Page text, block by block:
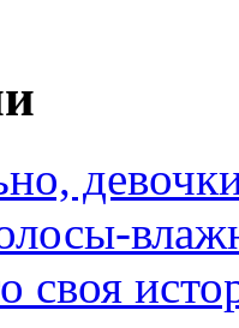
своя